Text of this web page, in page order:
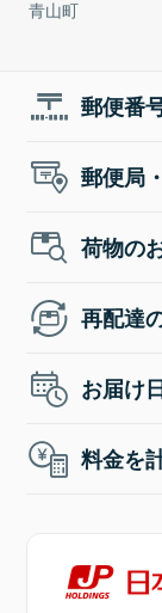
青山町
郵便番
郵便局
荷物の
再配達
お届け
料金を